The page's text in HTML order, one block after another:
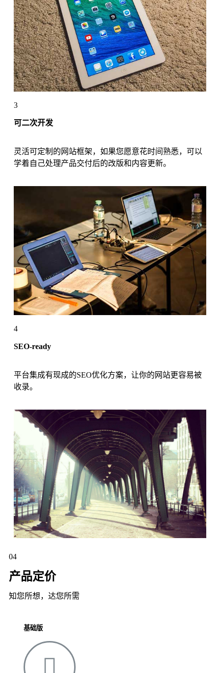
3
可二次开发
灵活可定制的网站框架，如果您愿意花时间熟悉，可以
学着自己处理产品交付后的改版和内容更新。
4
SEO-ready
平台集成有现成的SEO优化方案，让你的网站更容易被
收录。
04
产品定价
知您所想，达您所需
基础版